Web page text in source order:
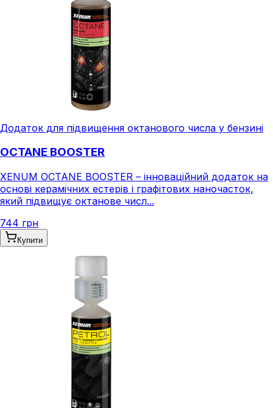
Додаток для підвищення октанового числа у бензині
OCTANE BOOSTER
XENUM OCTANE BOOSTER – інноваційний додаток на
основі керамічних естерів і графітових наночасток,
який підвищує октанове числ...
744 грн
Купити